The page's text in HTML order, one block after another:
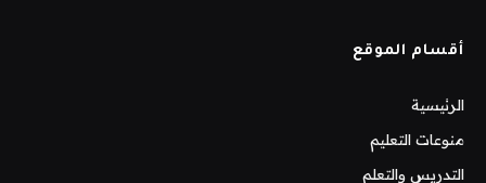
أقسام الموقع
الرئيسية
منوعات التعليم
التدريس والتعلم